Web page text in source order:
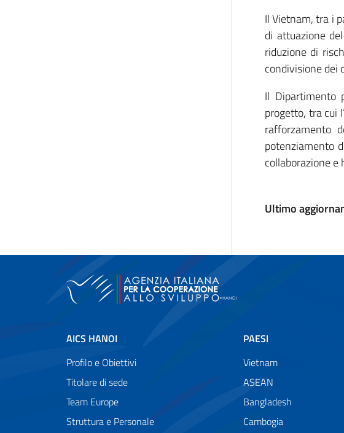
Il Vietnam, tra i
di attuazione
riduzione di
condivisione dei
Il Dipartimento
progetto, tra cui
rafforzamento
potenziamento
collaborazione
Ultimo
AICS HANOI
Profilo e Obiettivi
Titolare di sede
Team Europe
Struttura e Personale
PAESI
Vietnam
ASEAN
Bangladesh
Cambogia